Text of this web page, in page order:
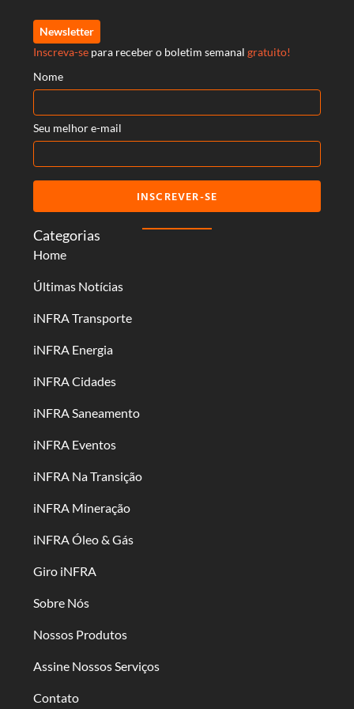
Categorias
Home
Últimas Notícias
iNFRA Transporte
iNFRA Energia
iNFRA Cidades
iNFRA Saneamento
iNFRA Eventos
iNFRA Na Transição
iNFRA Mineração
iNFRA Óleo & Gás
Giro iNFRA
Sobre Nós
Nossos Produtos
Assine Nossos Serviços
Contato
Newsletter
Inscreva-se para receber o boletim semanal gratuito!
Nome
Seu melhor e-mail
INSCREVER-SE